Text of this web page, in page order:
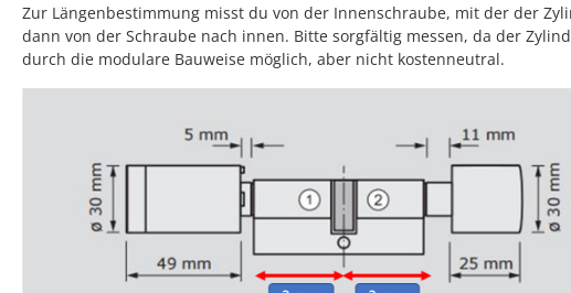
Zur Längenbestimmung misst du von der Innenschraube, mit der der
dann von der Schraube nach innen. Bitte sorgfältig messen, da der
durch die modulare Bauweise möglich, aber nicht kostenneutral.